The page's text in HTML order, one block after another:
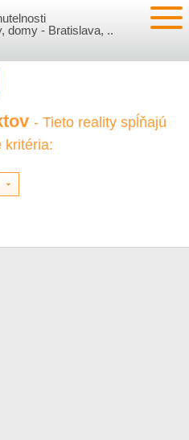
domy - Bratislava, ..
- Tieto reality spĺňajú
kritéria: